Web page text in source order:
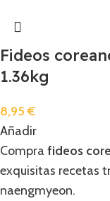
Fideos
1.36kg
8,95€
Añadir
Compra fideos
exquisitas recetas
naengmyeon.